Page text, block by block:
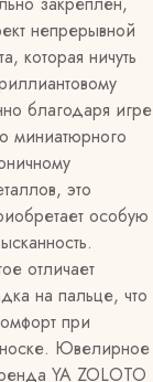
непрерывной
которая ничуть
благодаря игре
миниатюрного
это
особую
отличает
на пальце, что
при
Ювелирное
YA ZOLOTO